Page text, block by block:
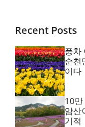
Recent Posts
풍차
순천
이다
10
암산
기적